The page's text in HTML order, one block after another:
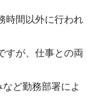
時間以外に行われ
すが、仕事との両
ど勤務部署によ